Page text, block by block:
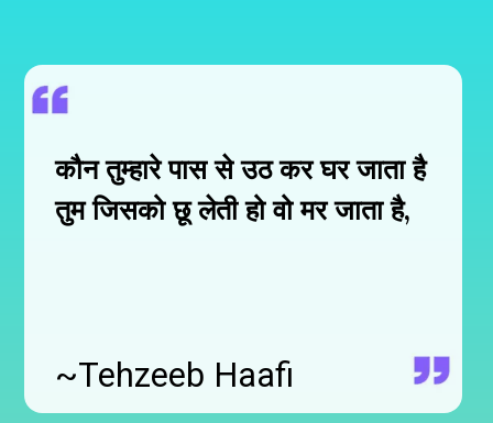
कौन तुम्हारे पास से उठ कर घर जाता है
तुम जिसको छू लेती हो वो मर जाता है,
~Tehzeeb Haafi